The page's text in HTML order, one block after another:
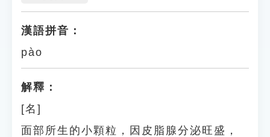
漢語拼音：
pào
解釋：
[名]
面部所生的小顆粒，因皮脂腺分泌旺盛，